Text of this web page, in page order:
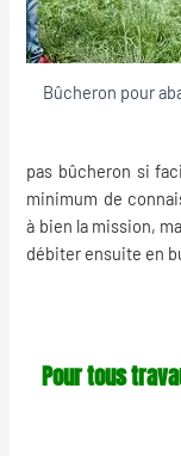
Bûcheron pour
pas bûcheron si
minimum de
à bien la mission,
débiter ensuite en
Pour tous